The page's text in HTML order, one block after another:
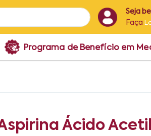
Seja
Faça
Programa de Benefício em
Ácido